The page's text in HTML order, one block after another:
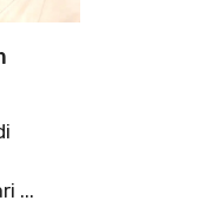
...